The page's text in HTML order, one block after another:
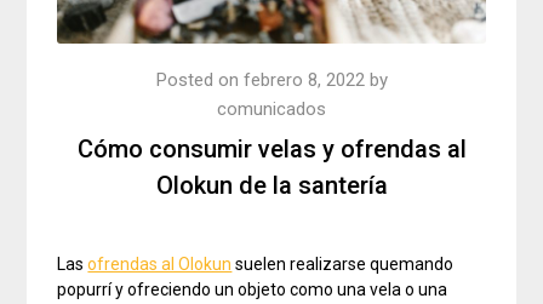
Cómo consumir velas y ofrendas al
Olokun de la santería
Posted on febrero 8, 2022by
comunicados
Lasofrendas al Olokun suelen realizarse quemando
popurrí y ofreciendo un objeto como una vela o una